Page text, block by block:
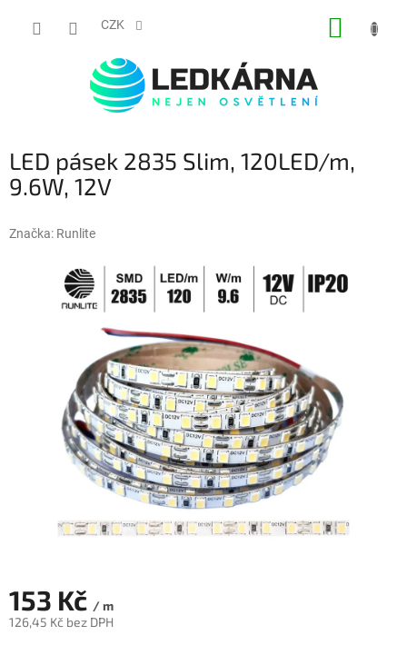
CZK
LED pásek 2835 Slim, 120LED/m,
9.6W, 12V
Značka: Runlite
153 Kč / m
126,45 Kč bez DPH